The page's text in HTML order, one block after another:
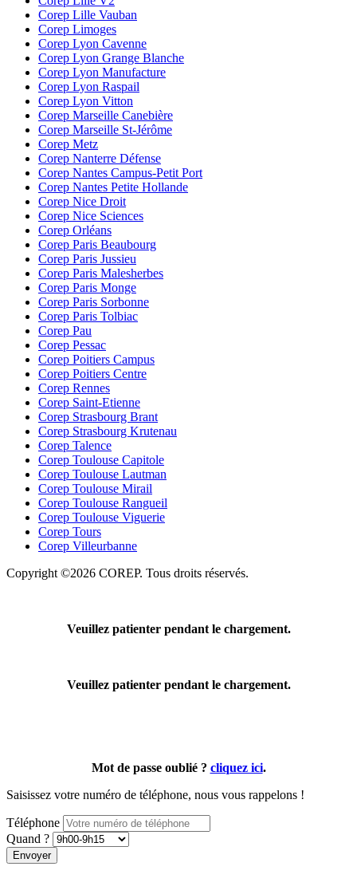
Corep Lille Vauban
Corep Limoges
Corep Lyon Cavenne
Corep Lyon Grange Blanche
Corep Lyon Manufacture
Corep Lyon Raspail
Corep Lyon Vitton
Corep Marseille Canebière
Corep Marseille St-Jérôme
Corep Metz
Corep Nanterre Défense
Corep Nantes Campus-Petit Port
Corep Nantes Petite Hollande
Corep Nice Droit
Corep Nice Sciences
Corep Orléans
Corep Paris Beaubourg
Corep Paris Jussieu
Corep Paris Malesherbes
Corep Paris Monge
Corep Paris Sorbonne
Corep Paris Tolbiac
Corep Pau
Corep Pessac
Corep Poitiers Campus
Corep Poitiers Centre
Corep Rennes
Corep Saint-Etienne
Corep Strasbourg Brant
Corep Strasbourg Krutenau
Corep Talence
Corep Toulouse Capitole
Corep Toulouse Lautman
Corep Toulouse Mirail
Corep Toulouse Rangueil
Corep Toulouse Viguerie
Corep Tours
Corep Villeurbanne
Copyright ©2026 COREP. Tous droits réservés.
Veuillez patienter pendant le chargement.
Veuillez patienter pendant le chargement.
Mot de passe oublié ? cliquez ici.
Saisissez votre numéro de téléphone, nous vous rappelons !
Téléphone
Quand ?
Envoyer